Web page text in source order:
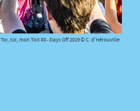
Toi, toi, mon Toit #3 - Days Off 2019 © C. d’Hérouville